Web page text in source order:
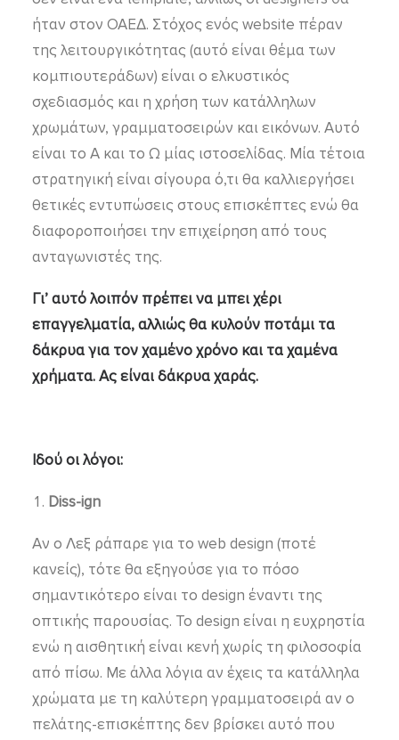
ήταν στον ΟΑΕΔ. Στόχος ενός website πέραν
της λειτουργικότητας (αυτό είναι θέμα των
κομπιουτεράδων) είναι ο ελκυστικός
σχεδιασμός και η χρήση των κατάλληλων
χρωμάτων, γραμματοσειρών και εικόνων. Αυτό
είναι το Α και το Ω μίας ιστοσελίδας. Μία τέτοια
στρατηγική είναι σίγουρα ό,τι θα καλλιεργήσει
θετικές εντυπώσεις στους επισκέπτες ενώ θα
διαφοροποιήσει την επιχείρηση από τους
ανταγωνιστές της.
Γι’ αυτό λοιπόν πρέπει να μπει χέρι
επαγγελματία, αλλιώς θα κυλούν ποτάμι τα
δάκρυα για τον χαμένο χρόνο και τα χαμένα
χρήματα. Ας είναι δάκρυα χαράς.
Ιδού οι λόγοι:
Diss-ign
Αν ο Λεξ ράπαρε για το web design (ποτέ
κανείς), τότε θα εξηγούσε για το πόσο
σημαντικότερο είναι το design έναντι της
οπτικής παρουσίας. Το design είναι η ευχρηστία
ενώ η αισθητική είναι κενή χωρίς τη φιλοσοφία
από πίσω. Με άλλα λόγια αν έχεις τα κατάλληλα
χρώματα με τη καλύτερη γραμματοσειρά αν ο
πελάτης-επισκέπτης δεν βρίσκει αυτό που